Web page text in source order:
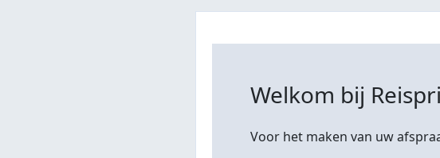
Welkom bij
Voor het maken van uw